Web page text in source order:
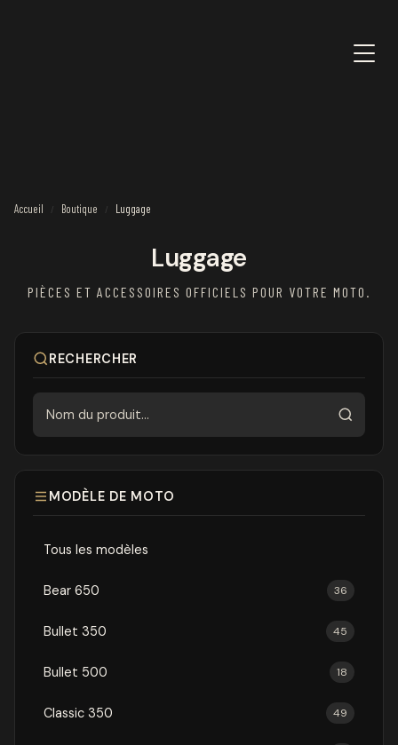
Accueil / Boutique / Luggage
Luggage
PIÈCES ET ACCESSOIRES OFFICIELS POUR VOTRE MOTO.
RECHERCHER
MODÈLE DE MOTO
Tous les modèles
Bear 650 36
Bullet 350 45
Bullet 500 18
Classic 350 49